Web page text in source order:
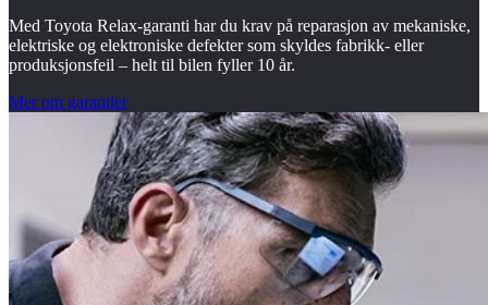
Med Toyota Relax-garanti har du krav på reparasjon av mekaniske,
elektriske og elektroniske defekter som skyldes fabrikk- eller
produksjonsfeil – helt til bilen fyller 10 år.
Mer om garantier